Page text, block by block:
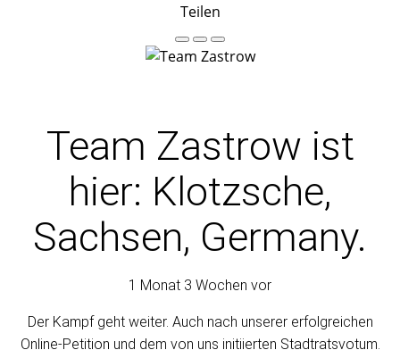
Teilen
Team Zastrow ist
hier: Klotzsche,
Sachsen, Germany.
1 Monat 3 Wochen vor
Der Kampf geht weiter. Auch nach unserer erfolgreichen
Online-Petition und dem von uns initiierten Stadtratsvotum.